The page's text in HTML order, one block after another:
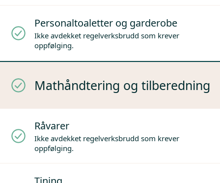
Personaltoaletter og garderobe
Ikke avdekket regelverksbrudd som krever
oppfølging.
Mathåndtering og tilberedning
Råvarer
Ikke avdekket regelverksbrudd som krever
oppfølging.